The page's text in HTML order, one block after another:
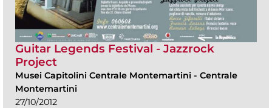
Guitar Legends Festival - Jazzrock
Project
Musei Capitolini Centrale Montemartini - Centrale
Montemartini
27/10/2012